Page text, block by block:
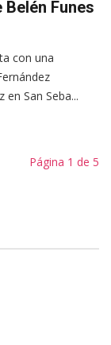
Funes
con una
San Seba...
Página 1 de 5